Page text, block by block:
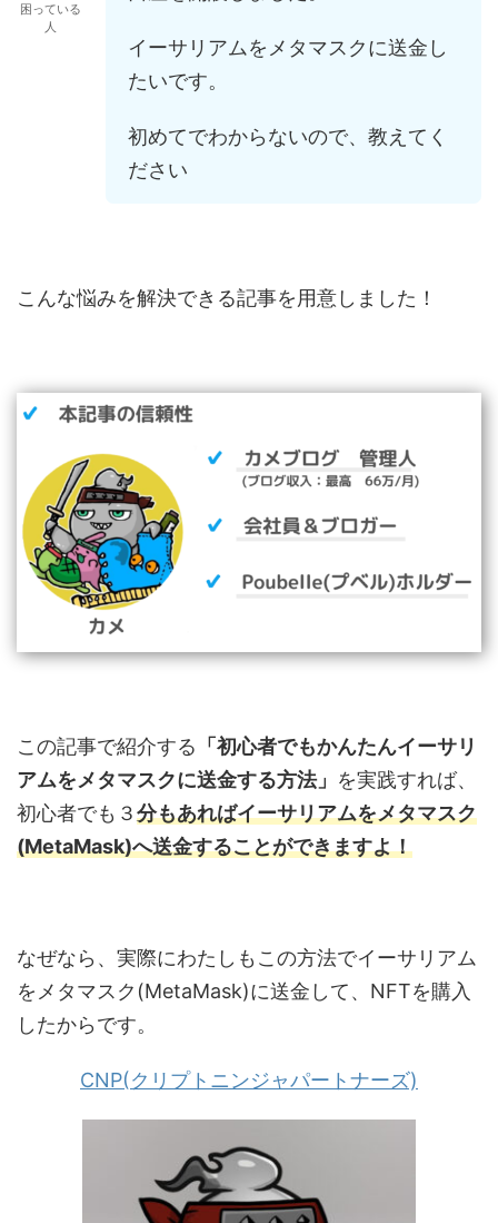
困っている
人
イーサリアムをメタマスクに送金し
たいです。
初めてでわからないので、教えてく
ださい
こんな悩みを解決できる記事を用意しました！
この記事で紹介する 「初心者でもかんたんイーサリ
アムをメタマスクに送金する方法」 を実践すれば、
初心者でも３分もあればイーサリアムをメタマスク
(MetaMask)へ送金することができますよ！
なぜなら、実際にわたしもこの方法でイーサリアム
をメタマスク(MetaMask)に送金して、NFTを購入
したからです。
CNP(クリプトニンジャパートナーズ)